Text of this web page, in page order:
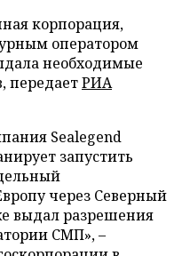
корпорация,
оператором
необходимые
передаетРИА
Sealegend
запустить
через Северный
выдал разрешения
СМП», –